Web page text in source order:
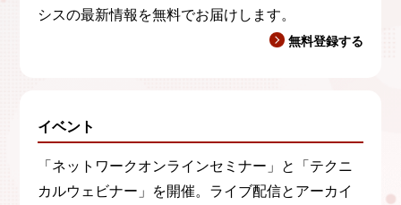
シスの最新情報を無料でお届けします。
無料登録する
イベント
「ネットワークオンラインセミナー」と「テクニ
カルウェビナー」を開催。ライブ配信とアーカイ